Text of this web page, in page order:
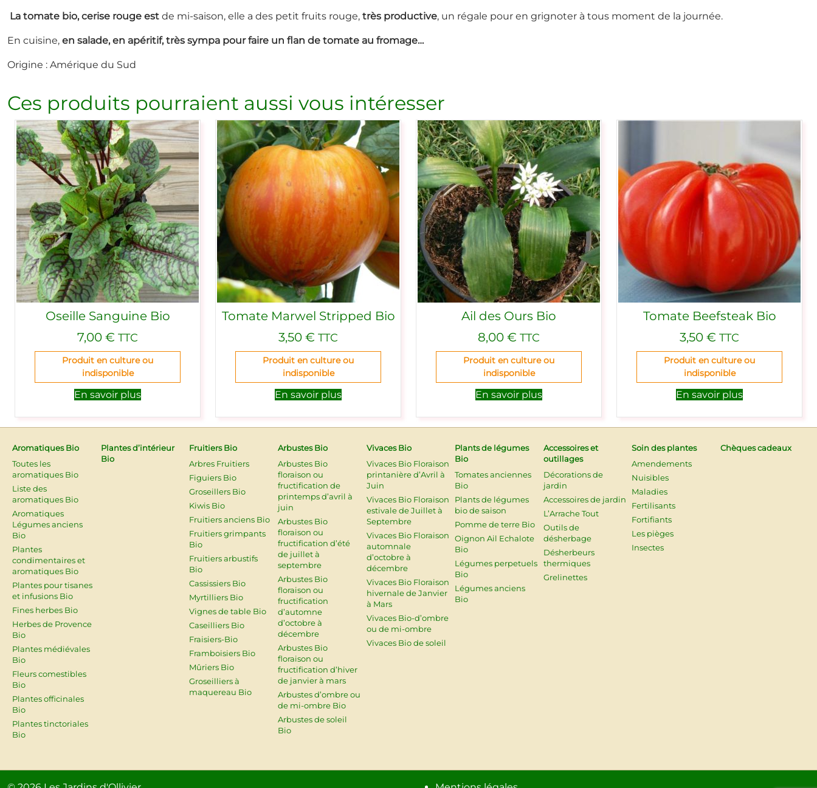
La tomate bio, cerise rouge est de mi-saison, elle a des petit fruits rouge, très productive, un régale pour en grignoter à tous moment de la journée.
En cuisine, en salade, en apéritif, très sympa pour faire un flan de tomate au fromage…
Origine : Amérique du Sud
Ces produits pourraient aussi vous intéresser
Oseille Sanguine Bio
7,00 € TTC
Produit en culture ou
indisponible
En savoir plus
Tomate Marwel Stripped Bio
3,50 € TTC
Produit en culture ou
indisponible
En savoir plus
Ail des Ours Bio
8,00 € TTC
Produit en culture ou
indisponible
En savoir plus
Tomate Beefsteak Bio
3,50 € TTC
Produit en culture ou
indisponible
En savoir plus
Aromatiques Bio
Toutes les
aromatiques Bio
Liste des
aromatiques Bio
Aromatiques
Légumes anciens
Bio
Plantes
condimentaires et
aromatiques Bio
Plantes pour tisanes
et infusions Bio
Fines herbes Bio
Herbes de Provence
Bio
Plantes médiévales
Bio
Fleurs comestibles
Bio
Plantes officinales
Bio
Plantes tinctoriales
Bio
Plantes d’intérieur
Bio
Fruitiers Bio
Arbres Fruitiers
Figuiers Bio
Groseillers Bio
Kiwis Bio
Fruitiers anciens Bio
Fruitiers grimpants
Bio
Fruitiers arbustifs
Bio
Cassissiers Bio
Myrtilliers Bio
Vignes de table Bio
Caseilliers Bio
Fraisiers-Bio
Framboisiers Bio
Mûriers Bio
Groseilliers à
maquereau Bio
Arbustes Bio
Arbustes Bio
floraison ou
fructification de
printemps d’avril à
juin
Arbustes Bio
floraison ou
fructification d’été
de juillet à
septembre
Arbustes Bio
floraison ou
fructification
d’automne
d’octobre à
décembre
Arbustes Bio
floraison ou
fructification d’hiver
de janvier à mars
Arbustes d’ombre ou
de mi-ombre Bio
Arbustes de soleil
Bio
Vivaces Bio
Vivaces Bio Floraison
printanière d’Avril à
Juin
Vivaces Bio Floraison
estivale de Juillet à
Septembre
Vivaces Bio Floraison
automnale
d’octobre à
décembre
Vivaces Bio Floraison
hivernale de Janvier
à Mars
Vivaces Bio-d’ombre
ou de mi-ombre
Vivaces Bio de soleil
Plants de légumes
Bio
Tomates anciennes
Bio
Plants de légumes
bio de saison
Pomme de terre Bio
Oignon Ail Echalote
Bio
Légumes perpetuels
Bio
Légumes anciens
Bio
Accessoires et
outillages
Décorations de
jardin
Accessoires de jardin
L’Arrache Tout
Outils de
désherbage
Désherbeurs
thermiques
Grelinettes
Soin des plantes
Amendements
Nuisibles
Maladies
Fertilisants
Fortifiants
Les pièges
Insectes
Chèques cadeaux